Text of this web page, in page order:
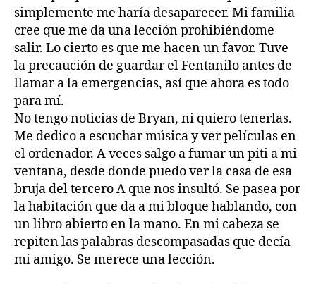
simplemente me haría desaparecer. Mi familia
cree que me da una lección prohibiéndome
salir. Lo cierto es que me hacen un favor. Tuve
la precaución de guardar el Fentanilo antes de
llamar a la emergencias, así que ahora es todo
para mí.
No tengo noticias de Bryan, ni quiero tenerlas.
Me dedico a escuchar música y ver películas en
el ordenador. A veces salgo a fumar un piti a mi
ventana, desde donde puedo ver la casa de esa
bruja del tercero A que nos insultó. Se pasea por
la habitación que da a mi bloque hablando, con
un libro abierto en la mano. En mi cabeza se
repiten las palabras descompasadas que decía
mi amigo. Se merece una lección.